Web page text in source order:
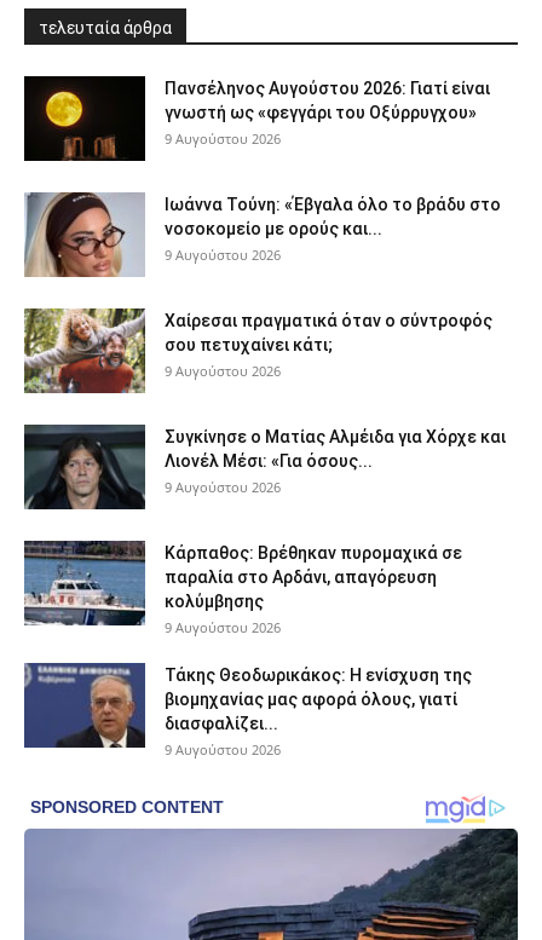
τελευταία άρθρα
Πανσέληνος Αυγούστου 2026: Γιατί είναι
γνωστή ως «φεγγάρι του Οξύρρυγχου»
9 Αυγούστου 2026
Ιωάννα Τούνη: «Έβγαλα όλο το βράδυ στο
νοσοκομείο με ορούς και...
9 Αυγούστου 2026
Χαίρεσαι πραγματικά όταν ο σύντροφός
σου πετυχαίνει κάτι;
9 Αυγούστου 2026
Συγκίνησε ο Ματίας Αλμέιδα για Χόρχε και
Λιονέλ Μέσι: «Για όσους...
9 Αυγούστου 2026
Κάρπαθος: Βρέθηκαν πυρομαχικά σε
παραλία στο Αρδάνι, απαγόρευση
κολύμβησης
9 Αυγούστου 2026
Τάκης Θεοδωρικάκος: Η ενίσχυση της
βιομηχανίας μας αφορά όλους, γιατί
διασφαλίζει...
9 Αυγούστου 2026